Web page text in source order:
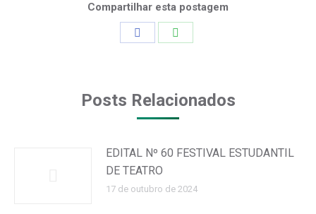
Compartilhar esta postagem
Posts Relacionados
EDITAL Nº 60 FESTIVAL ESTUDANTIL
DE TEATRO
17 de outubro de 2024